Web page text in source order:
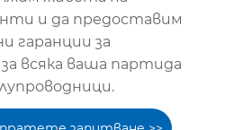
и да предоставим
гаранции за
всяка ваша партида